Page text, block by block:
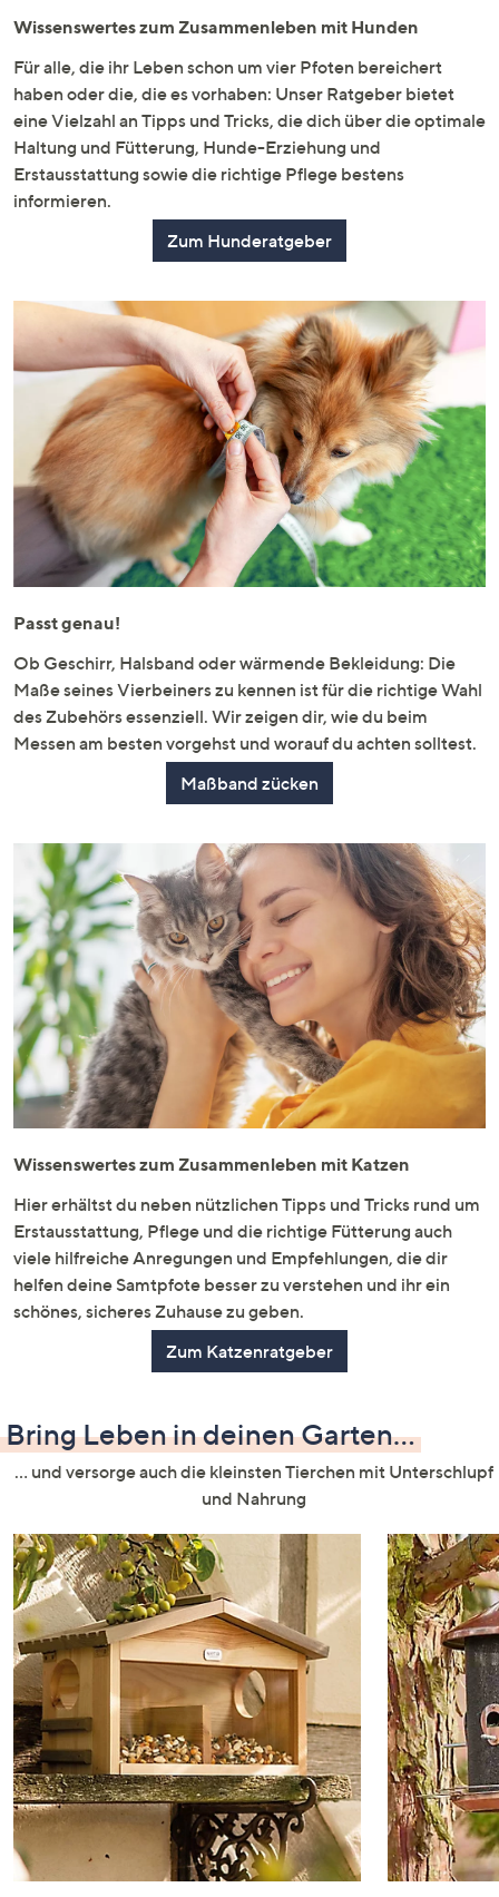
Wissenswertes zum Zusammenleben mit Hunden
Für alle, die ihr Leben schon um vier Pfoten bereichert
haben oder die, die es vorhaben: Unser Ratgeber bietet
eine Vielzahl an Tipps und Tricks, die dich über die optimale
Haltung und Fütterung, Hunde-Erziehung und
Erstausstattung sowie die richtige Pflege bestens
informieren.
Zum Hunderatgeber
Passt genau!
Ob Geschirr, Halsband oder wärmende Bekleidung: Die
Maße seines Vierbeiners zu kennen ist für die richtige Wahl
des Zubehörs essenziell. Wir zeigen dir, wie du beim
Messen am besten vorgehst und worauf du achten solltest.
Maßband zücken
Wissenswertes zum Zusammenleben mit Katzen
Hier erhältst du neben nützlichen Tipps und Tricks rund um
Erstausstattung, Pflege und die richtige Fütterung auch
viele hilfreiche Anregungen und Empfehlungen, die dir
helfen deine Samtpfote besser zu verstehen und ihr ein
schönes, sicheres Zuhause zu geben.
Zum Katzenratgeber
Bring Leben in deinen Garten...
... und versorge auch die kleinsten Tierchen mit Unterschlupf
und Nahrung